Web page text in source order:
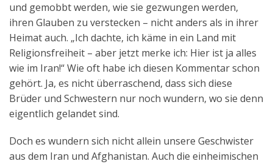
und gemobbt werden, wie sie gezwungen werden,
ihren Glauben zu verstecken – nicht anders als in ihrer
Heimat auch. „Ich dachte, ich käme in ein Land mit
Religionsfreiheit – aber jetzt merke ich: Hier ist ja alles
wie im Iran!“ Wie oft habe ich diesen Kommentar schon
gehört. Ja, es nicht überraschend, dass sich diese
Brüder und Schwestern nur noch wundern, wo sie denn
eigentlich gelandet sind.
Doch es wundern sich nicht allein unsere Geschwister
aus dem Iran und Afghanistan. Auch die einheimischen